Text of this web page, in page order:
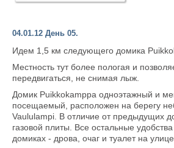
04.01.12 День 05.
Идем 1,5 км следующего домика
Местность тут более пологая и
передвигаться, не снимая лыж.
Домик Puikkokamppa одноэтажный и
посещаемый, расположен на берегу
Vaululampi. В отличие от предыдущих
газовой плиты. Все остальные
домиках - дрова, очаг и туалет на